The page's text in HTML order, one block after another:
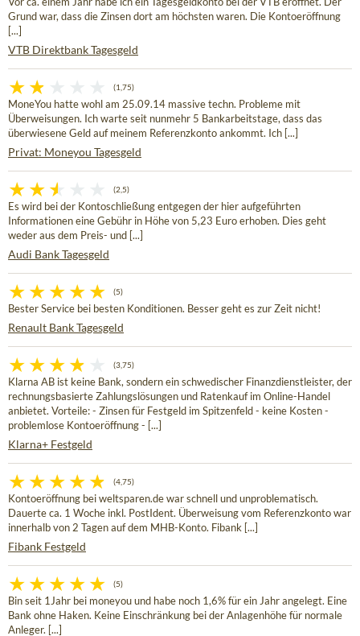
Grund war, dass die Zinsen dort am höchsten waren. Die Kontoeröffnung
[...]
VTB Direktbank Tagesgeld
(1,75)
MoneYou hatte wohl am 25.09.14 massive techn. Probleme mit
Überweisungen. Ich warte seit nunmehr 5 Bankarbeitstage, dass das
überwiesene Geld auf meinem Referenzkonto ankommt. Ich [...]
Privat: Moneyou Tagesgeld
(2,5)
Es wird bei der Kontoschließung entgegen der hier aufgeführten
Informationen eine Gebühr in Höhe von 5,23 Euro erhoben. Dies geht
weder aus dem Preis- und [...]
Audi Bank Tagesgeld
(5)
Bester Service bei besten Konditionen. Besser geht es zur Zeit nicht!
Renault Bank Tagesgeld
(3,75)
Klarna AB ist keine Bank, sondern ein schwedischer Finanzdienstleister, der
rechnungsbasierte Zahlungslösungen und Ratenkauf im Online-Handel
anbietet. Vorteile: - Zinsen für Festgeld im Spitzenfeld - keine Kosten -
problemlose Kontoeröffnung - [...]
Klarna+ Festgeld
(4,75)
Kontoeröffnung bei weltsparen.de war schnell und unproblematisch.
Dauerte ca. 1 Woche inkl. PostIdent. Überweisung vom Referenzkonto war
innerhalb von 2 Tagen auf dem MHB-Konto. Fibank [...]
Fibank Festgeld
(5)
Bin seit 1Jahr bei moneyou und habe noch 1,6% für ein Jahr angelegt. Eine
Bank ohne Haken. Keine Einschränkung bei der Anlagenhöhe für normale
Anleger. [...]